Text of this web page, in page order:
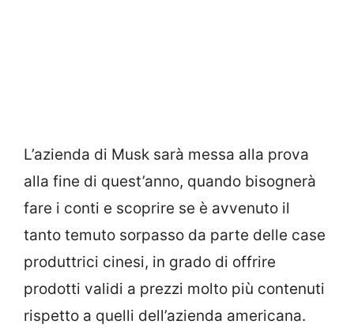
L’azienda di Musk sarà messa alla prova
alla fine di quest’anno, quando bisognerà
fare i conti e scoprire se è avvenuto il
tanto temuto sorpasso da parte delle case
produttrici cinesi, in grado di offrire
prodotti validi a prezzi molto più contenuti
rispetto a quelli dell’azienda americana.